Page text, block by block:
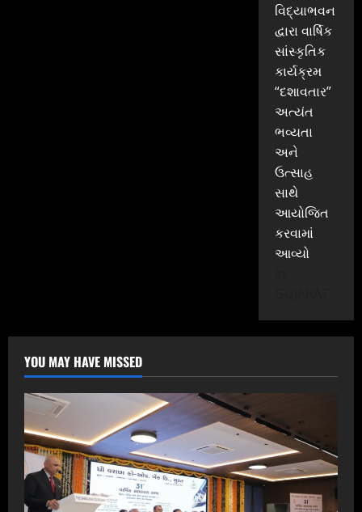
વિદ્યાભવન
દ્વારા વાર્ષિક
સાંસ્કૃતિક
કાર્યક્રમ
“દશાવતાર”
અત્યંત
ભવ્યતા
અને
ઉત્સાહ
સાથે
આયોજિત
કરવામાં
આવ્યો
YOU MAY HAVE MISSED